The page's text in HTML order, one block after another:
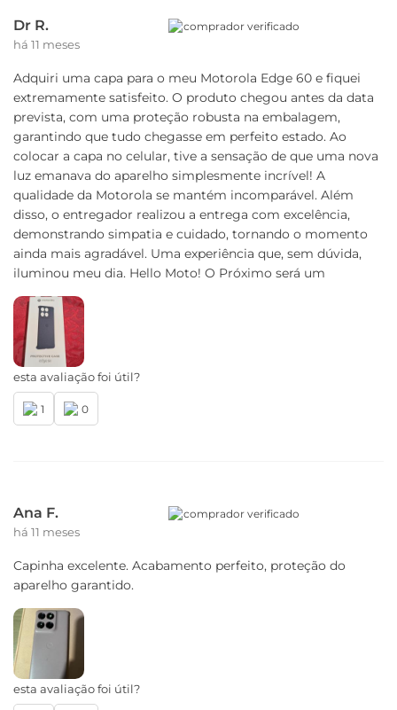
Dr R.
há 11 meses
comprador verificado
Adquiri uma capa para o meu Motorola Edge 60 e fiquei
extremamente satisfeito. O produto chegou antes da data
prevista, com uma proteção robusta na embalagem,
garantindo que tudo chegasse em perfeito estado. Ao
colocar a capa no celular, tive a sensação de que uma nova
luz emanava do aparelho simplesmente incrível! A
qualidade da Motorola se mantém incomparável. Além
disso, o entregador realizou a entrega com excelência,
demonstrando simpatia e cuidado, tornando o momento
ainda mais agradável. Uma experiência que, sem dúvida,
iluminou meu dia. Hello Moto! O Próximo será um
esta avaliação foi útil?
1 0
Ana F.
há 11 meses
comprador verificado
Capinha excelente. Acabamento perfeito, proteção do
aparelho garantido.
esta avaliação foi útil?